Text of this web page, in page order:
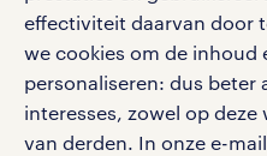
effectiviteit daarvan door
we cookies om de inhoud
personaliseren: dus beter
interesses, zowel op deze
van derden. In onze e-
werken bij randstad